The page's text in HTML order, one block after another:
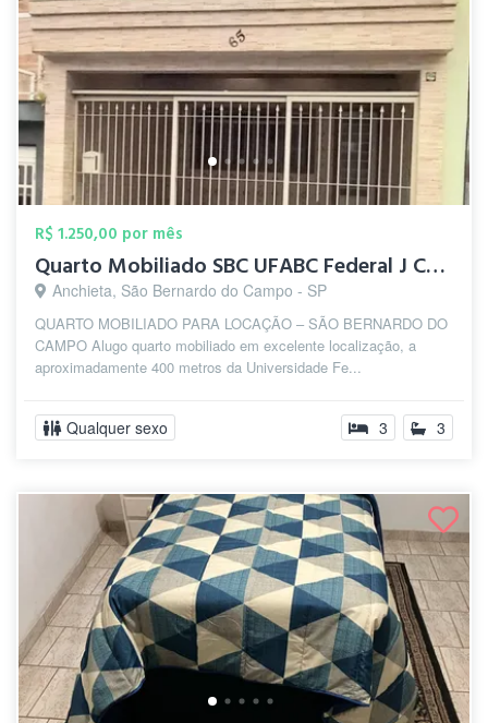
R$ 1.250,00 por mês
Quarto Mobiliado SBC UFABC Federal J Cop...
Anchieta, São Bernardo do Campo - SP
QUARTO MOBILIADO PARA LOCAÇÃO – SÃO BERNARDO DO
CAMPO Alugo quarto mobiliado em excelente localização, a
aproximadamente 400 metros da Universidade Fe...
Qualquer sexo 3 3